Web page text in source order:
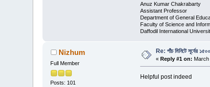
Anuz Kumar Chakrabarty
Assistant Professor
Department of General
Faculty of Science and
Daffodil International
Nizhum
Full Member
Posts: 101
Re: পাঁচ মিনিটে সূর্যের
«Reply #1 on: March
Helpful post indeed